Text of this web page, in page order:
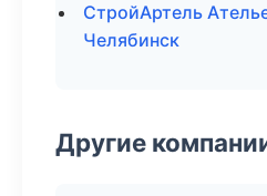
СтройАртель
Челябинск
Другие